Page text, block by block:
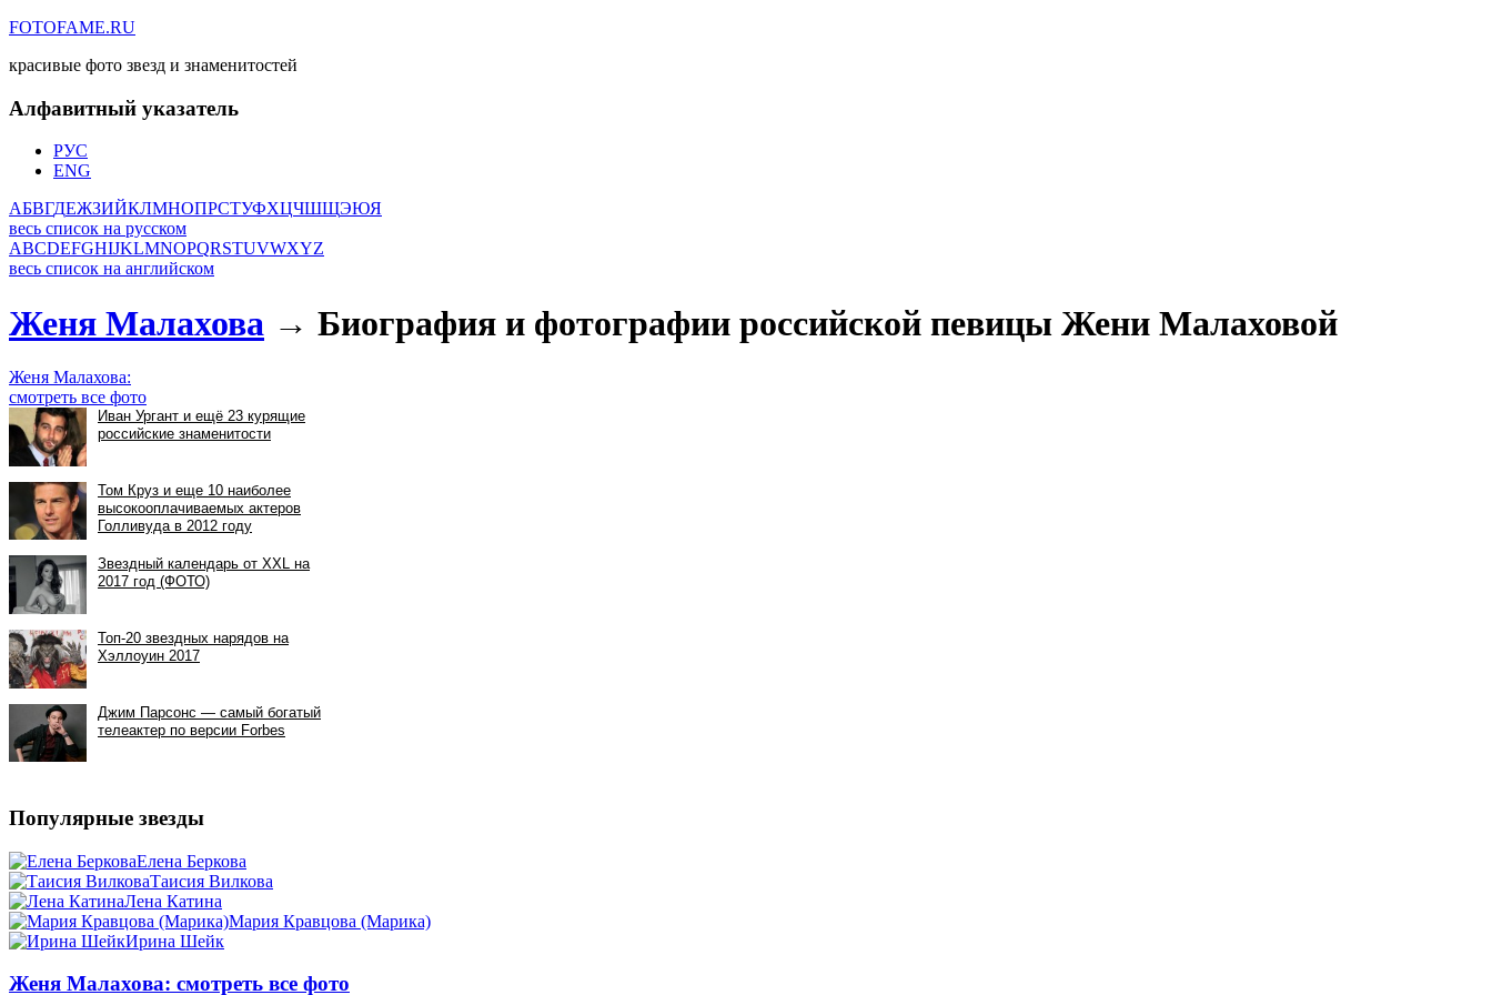
FOTOFAME.RU
красивые фото звезд и знаменитостей
Алфавитный указатель
РУС
ENG
АБВГДЕЖЗИЙКЛМНОПРСТУФХЦЧШЩЭЮЯ
весь список на русском
ABCDEFGHIJKLMNOPQRSTUVWXYZ
весь список на английском
Женя Малахова → Биография и фотографии российской певицы Жени Малаховой
Женя Малахова:
смотреть все фото
Популярные звезды
Елена Беркова
Таисия Вилкова
Лена Катина
Мария Кравцова (Марика)
Ирина Шейк
Женя Малахова: смотреть все фото